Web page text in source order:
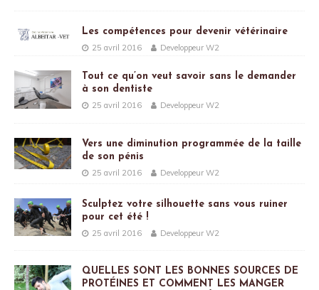
Les compétences pour devenir vétérinaire
25 avril 2016 Developpeur W2
Tout ce qu’on veut savoir sans le demander
à son dentiste
25 avril 2016 Developpeur W2
Vers une diminution programmée de la taille
de son pénis
25 avril 2016 Developpeur W2
Sculptez votre silhouette sans vous ruiner
pour cet été !
25 avril 2016 Developpeur W2
QUELLES SONT LES BONNES SOURCES DE
PROTÉINES ET COMMENT LES MANGER